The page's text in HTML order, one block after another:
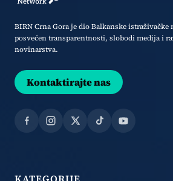
BIRN Crna Gora je dio Balkanske istraživačke
posvećen transparentnosti, slobodi medija i
novinarstva.
Kontaktirajte nas
Facebook
Instagram
X TikTokYouTube